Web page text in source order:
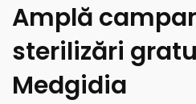
Amplă
sterilizări
Medgidia